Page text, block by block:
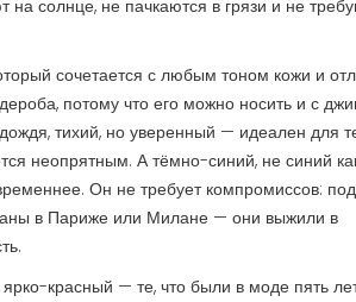
на солнце, не пачкаются в грязи и не
сочетается с любым тоном кожи и
потому что его можно носить и с
тихий, но уверенный — идеален для
неопрятным. Атёмно-синий, не синий
. Он не требует компромиссов:
в Париже или Милане — они выжили в
красный — те, что были в моде пять